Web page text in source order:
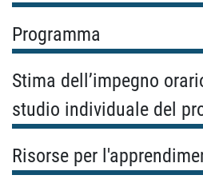
Programma
Stima dell’impegno
studio individuale del
Risorse per